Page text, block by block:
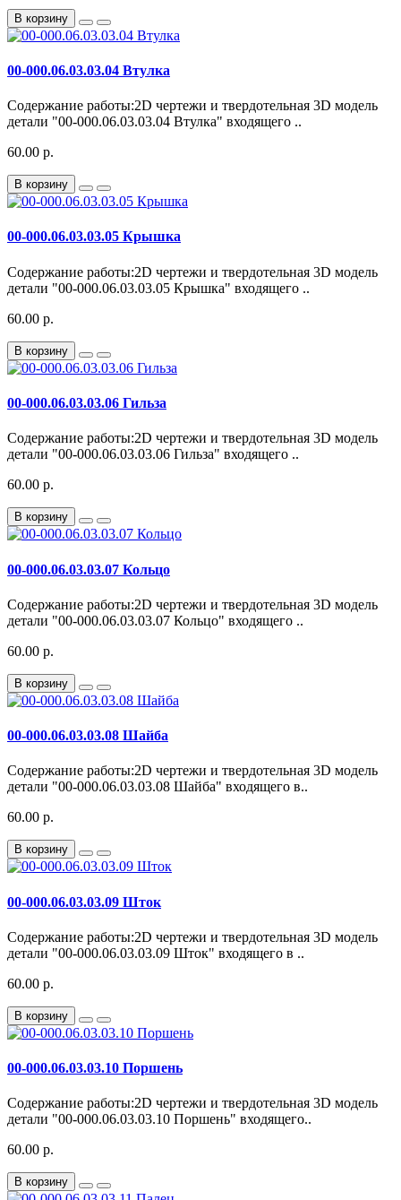
В корзину
00-000.06.03.03.04 Втулка
Содержание работы:2D чертежи и твердотельная 3D модель
детали "00-000.06.03.03.04 Втулка" входящего ..
60.00 р.
В корзину
00-000.06.03.03.05 Крышка
Содержание работы:2D чертежи и твердотельная 3D модель
детали "00-000.06.03.03.05 Крышка" входящего ..
60.00 р.
В корзину
00-000.06.03.03.06 Гильза
Содержание работы:2D чертежи и твердотельная 3D модель
детали "00-000.06.03.03.06 Гильза" входящего ..
60.00 р.
В корзину
00-000.06.03.03.07 Кольцо
Содержание работы:2D чертежи и твердотельная 3D модель
детали "00-000.06.03.03.07 Кольцо" входящего ..
60.00 р.
В корзину
00-000.06.03.03.08 Шайба
Содержание работы:2D чертежи и твердотельная 3D модель
детали "00-000.06.03.03.08 Шайба" входящего в..
60.00 р.
В корзину
00-000.06.03.03.09 Шток
Содержание работы:2D чертежи и твердотельная 3D модель
детали "00-000.06.03.03.09 Шток" входящего в ..
60.00 р.
В корзину
00-000.06.03.03.10 Поршень
Содержание работы:2D чертежи и твердотельная 3D модель
детали "00-000.06.03.03.10 Поршень" входящего..
60.00 р.
В корзину